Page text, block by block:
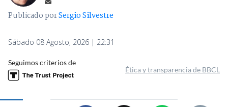
Publicado porSergio Silvestre
Sábado 08 Agosto, 2026 | 22:31
Seguimos criterios de
Ética y transparencia de BBCL